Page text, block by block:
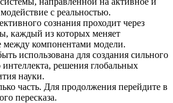
с реальностью.
сознания проходит через
каждый из которых меняет
между компонентами модели.
использована для создания сильного
интеллекта, решения глобальных
науки.
часть. Для продолжения перейдите в
пересказа.